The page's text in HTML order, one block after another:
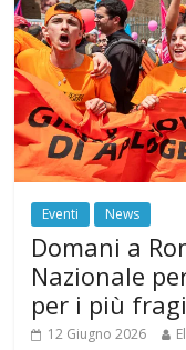
Eventi News
Domani a
Nazionale
per i più
12 Giugno 2026